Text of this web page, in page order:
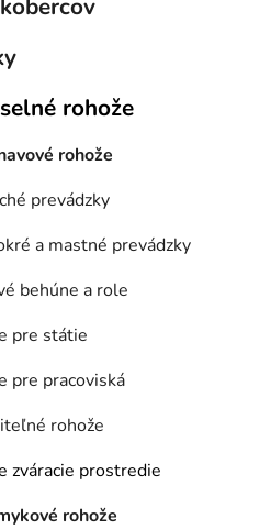
rohože
rohože
prevádzky
a mastné prevádzky
behúne a role
pre státie
pre pracoviská
rohože
zváracie prostredie
rohože